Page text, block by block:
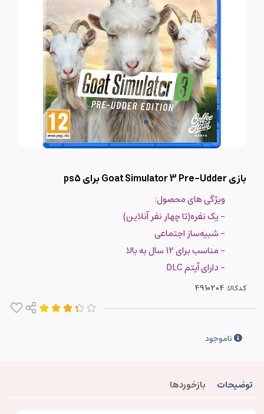
بازی Goat Simulator 3 Pre-Udder برای ps5
ویژگی های محصول:
- یک نفره(تا چهار نفر آنلاین)
- شبیه‌ساز اجتماعی
- مناسب برای 12 سال به بالا
- دارای آیتم DLC
کدکالا:
ناموجود
توضیحات بازخوردها